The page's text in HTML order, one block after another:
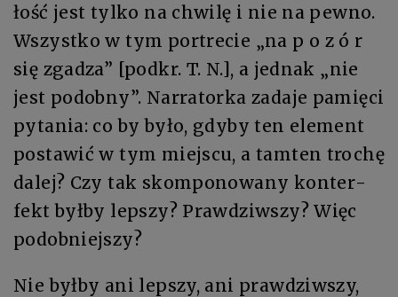
łość jest tyl­ko na chwi­lę i nie na pew­no.
Wszyst­ko w tym portre­cie „na p o ­z ó r
się zga­dza” [podkr. T. N.], a jed­nak „nie
jest po­dob­ny”. Nar­ra­tor­ka za­da­je pa­mię­ci
py­ta­nia: co by by­ło, gdy­by ten element
po­sta­wić w tym miej­scu, a tam­ten tro­chę
da­lej? Czy tak skomponowa­ny kon­ter­
fekt był­by lep­szy? Praw­dziw­szy? Więc
podobniejszy?
Nie był­by ani lep­szy, ani praw­dziw­szy,